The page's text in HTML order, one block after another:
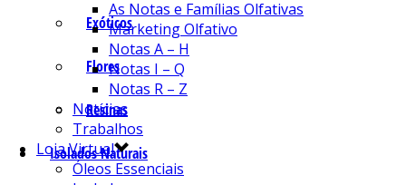
Exóticos
Flores
Resinas
Isolados Naturais
As Notas e Famílias Olfativas
Marketing Olfativo
Notas A – H
Notas I – Q
Notas R – Z
Notícias
Trabalhos
Loja Virtual
Óleos Essenciais